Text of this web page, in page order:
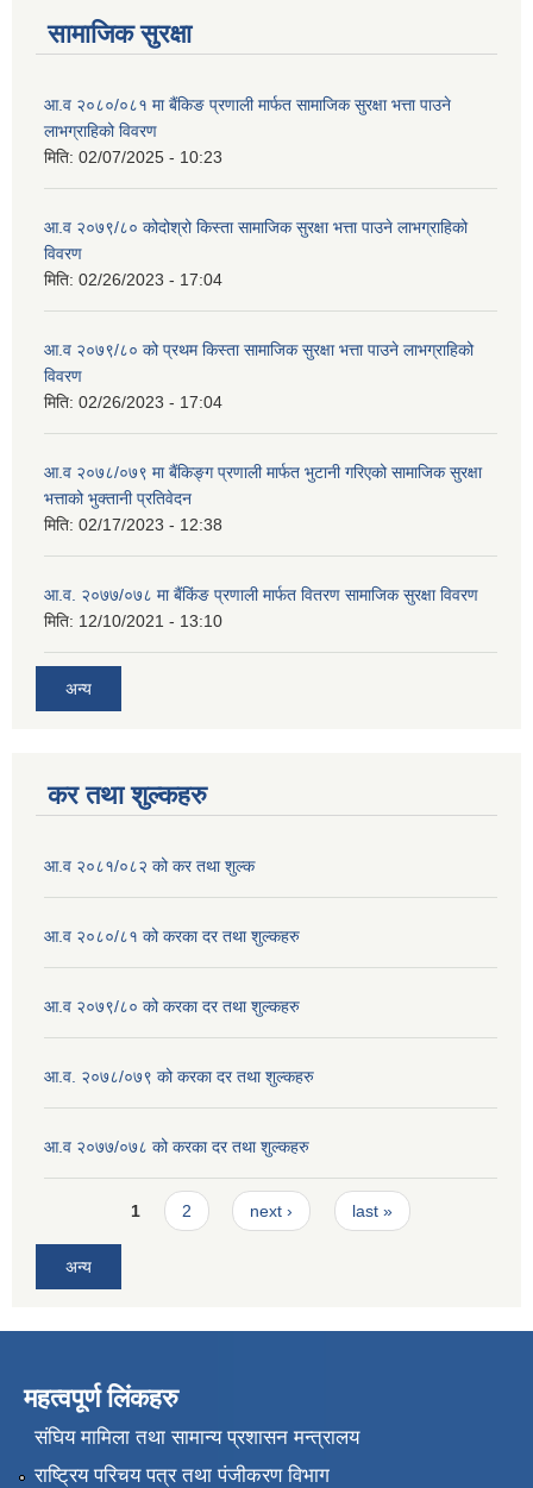
सामाजिक सुरक्षा
आ.व २०८०/०८१ मा बैंकिङ प्रणाली मार्फत सामाजिक सुरक्षा भत्ता पाउने
लाभग्राहिको विवरण
मिति: 02/07/2025 - 10:23
आ.व २०७९/८० कोदोश्रो किस्ता सामाजिक सुरक्षा भत्ता पाउने लाभग्राहिको
विवरण
मिति: 02/26/2023 - 17:04
आ.व २०७९/८० को प्रथम किस्ता सामाजिक सुरक्षा भत्ता पाउने लाभग्राहिको
विवरण
मिति: 02/26/2023 - 17:04
आ.व २०७८/०७९ मा बैंकिङ्ग प्रणाली मार्फत भुटानी गरिएको सामाजिक सुरक्षा
भत्ताको भुक्तानी प्रतिवेदन
मिति: 02/17/2023 - 12:38
आ.व. २०७७/०७८ मा बैंकिंङ प्रणाली मार्फत वितरण सामाजिक सुरक्षा विवरण
मिति: 12/10/2021 - 13:10
अन्य
कर तथा शुल्कहरु
आ.व २०८१/०८२ को कर तथा शुल्क
आ.व २०८०/८१ को करका दर तथा शुल्कहरु
आ.व २०७९/८० को करका दर तथा शुल्कहरु
आ.व. २०७८/०७९ को करका दर तथा शुल्कहरु
आ.व २०७७/०७८ को करका दर तथा शुल्कहरु
Pages1 2 next › last »
अन्य
महत्वपूर्ण लिंकहरु
संघिय मामिला तथा सामान्य प्रशासन मन्त्रालय
राष्ट्रिय परिचय पत्र तथा पंजीकरण विभाग